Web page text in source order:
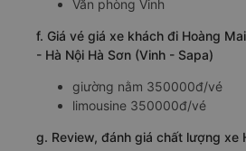
Văn phòng Vinh
f. Giá vé giá xe khách đi Hoàng
- Hà Nội Hà Sơn (Vinh - Sapa)
giường nằm 350000đ/vé
limousine 350000đ/vé
g. Review, đánh giá chất lượng xe